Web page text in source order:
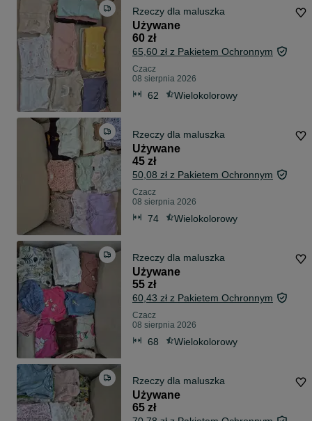
Rzeczy dla maluszka
Używane
60 zł
65,60 zł z Pakietem Ochronnym
Czacz
08 sierpnia 2026
62 Wielokolorowy
Rzeczy dla maluszka
Używane
45 zł
50,08 zł z Pakietem Ochronnym
Czacz
08 sierpnia 2026
74 Wielokolorowy
Rzeczy dla maluszka
Używane
55 zł
60,43 zł z Pakietem Ochronnym
Czacz
08 sierpnia 2026
68 Wielokolorowy
Rzeczy dla maluszka
Używane
65 zł